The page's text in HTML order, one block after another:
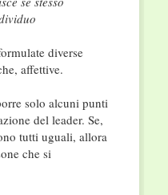
diverse
affettive.
solo alcuni punti
del leader. Se,
tutti uguali, allora
che si